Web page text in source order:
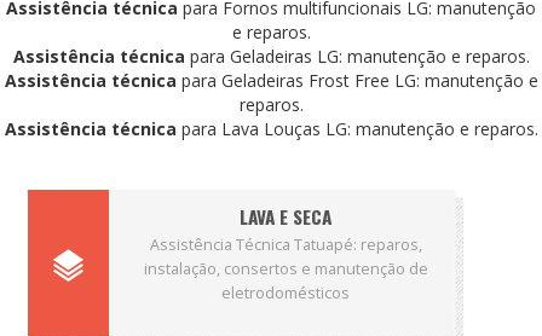
Assistência técnica para Fornos multifuncionais LG: manutenção
e reparos.
Assistência técnica para Geladeiras LG: manutenção e reparos.
Assistência técnica para Geladeiras Frost Free LG: manutenção e
reparos.
Assistência técnica para Lava Louças LG: manutenção e reparos.
LAVA E SECA
Assistência Técnica Tatuapé: reparos,
instalação, consertos e manutenção de
eletrodomésticos